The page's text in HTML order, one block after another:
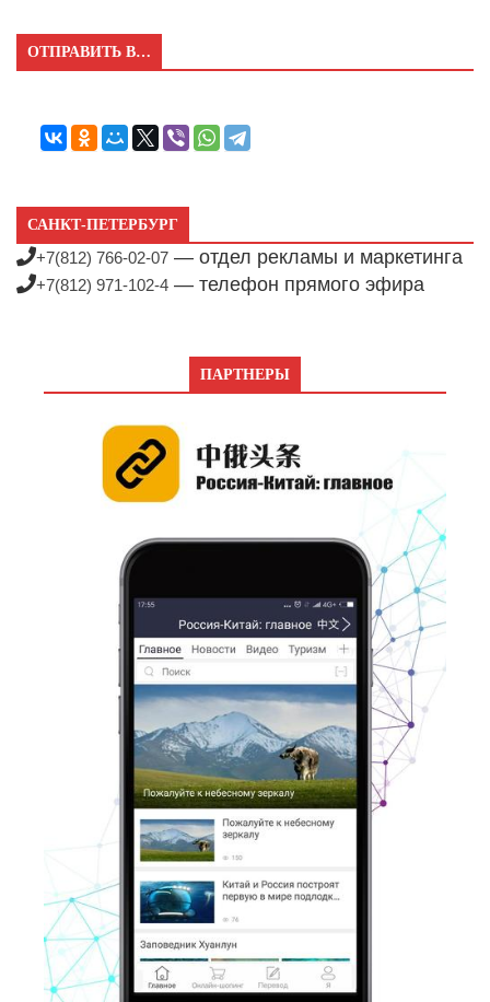
ОТПРАВИТЬ В…
САНКТ-ПЕТЕРБУРГ
+7(812) 766-02-07 — отдел рекламы и маркетинга
+7(812) 971-102-4 — телефон прямого эфира
ПАРТНЕРЫ